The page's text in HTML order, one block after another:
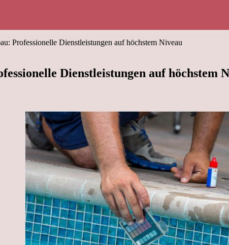
Professionelle Dienstleistungen auf höchstem Niveau
Dienstleistungen auf höchstem